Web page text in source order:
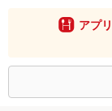
アプリ